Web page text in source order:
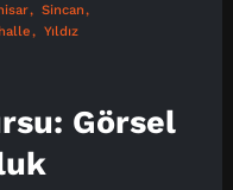
Sincan
Yıldız
Görsel